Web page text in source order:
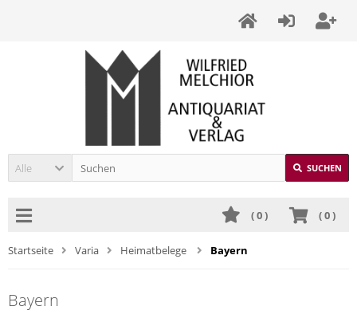
Alle SUCHEN
(0)
(0)
Startseite Varia Heimatbelege Bayern
Bayern